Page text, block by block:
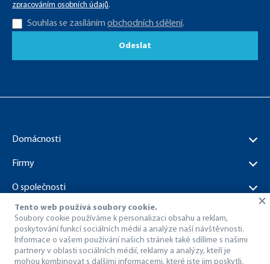
zpracováním osobních údajů.
Souhlas se zasíláním obchodních sdělení.
Odeslat
Domácnosti
Firmy
O společnosti
Dokumenty ke stažení
Tento web používá soubory cookie.
Soubory cookie používáme k personalizaci obsahu a reklam,
poskytování funkcí sociálních médií a analýze naší návštěvnosti.
Informace o vašem používání našich stránek také sdílíme s našimi
partnery v oblasti sociálních médií, reklamy a analýzy, kteří je
mohou kombinovat s dalšími informacemi, které jste jim poskytli,